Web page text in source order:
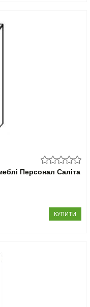
Персонал Саліта
КУПИТИ